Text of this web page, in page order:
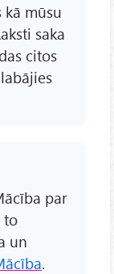
kā mūsu
saka
citos
par
to
un
.